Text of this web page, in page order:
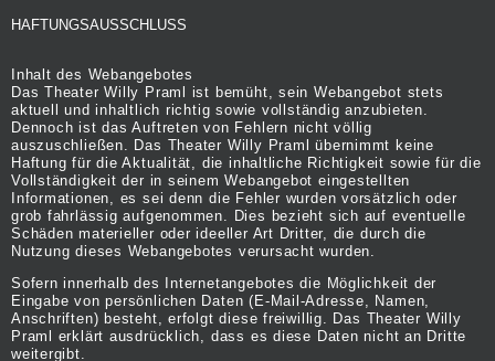
HAFTUNGSAUSSCHLUSS
Inhalt des Webangebotes
Das Theater Willy Praml ist bemüht, sein Webangebot stets
aktuell und inhaltlich richtig sowie vollständig anzubieten.
Dennoch ist das Auftreten von Fehlern nicht völlig
auszuschließen. Das Theater Willy Praml übernimmt keine
Haftung für die Aktualität, die inhaltliche Richtigkeit sowie für die
Vollständigkeit der in seinem Webangebot eingestellten
Informationen, es sei denn die Fehler wurden vorsätzlich oder
grob fahrlässig aufgenommen. Dies bezieht sich auf eventuelle
Schäden materieller oder ideeller Art Dritter, die durch die
Nutzung dieses Webangebotes verursacht wurden.
Sofern innerhalb des Internetangebotes die Möglichkeit der
Eingabe von persönlichen Daten (E-Mail-Adresse, Namen,
Anschriften) besteht, erfolgt diese freiwillig. Das Theater Willy
Praml erklärt ausdrücklich, dass es diese Daten nicht an Dritte
weitergibt.